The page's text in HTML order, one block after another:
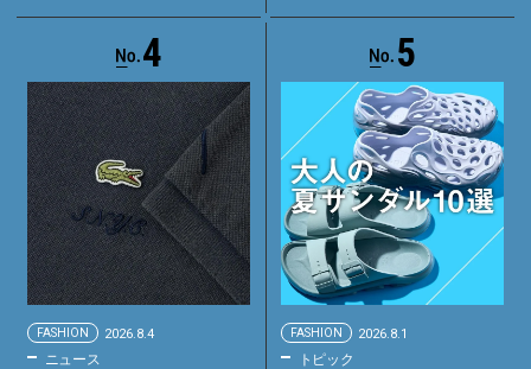
4
FASHION 2026.8.4
ニュース
5
FASHION 2026.8.1
トピック